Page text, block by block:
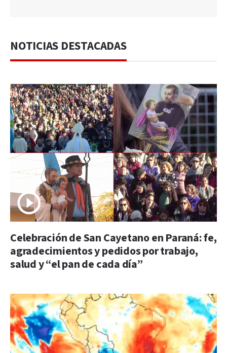
NOTICIAS DESTACADAS
Celebración de San Cayetano en Paraná: fe,
agradecimientos y pedidos por trabajo,
salud y “el pan de cada día”